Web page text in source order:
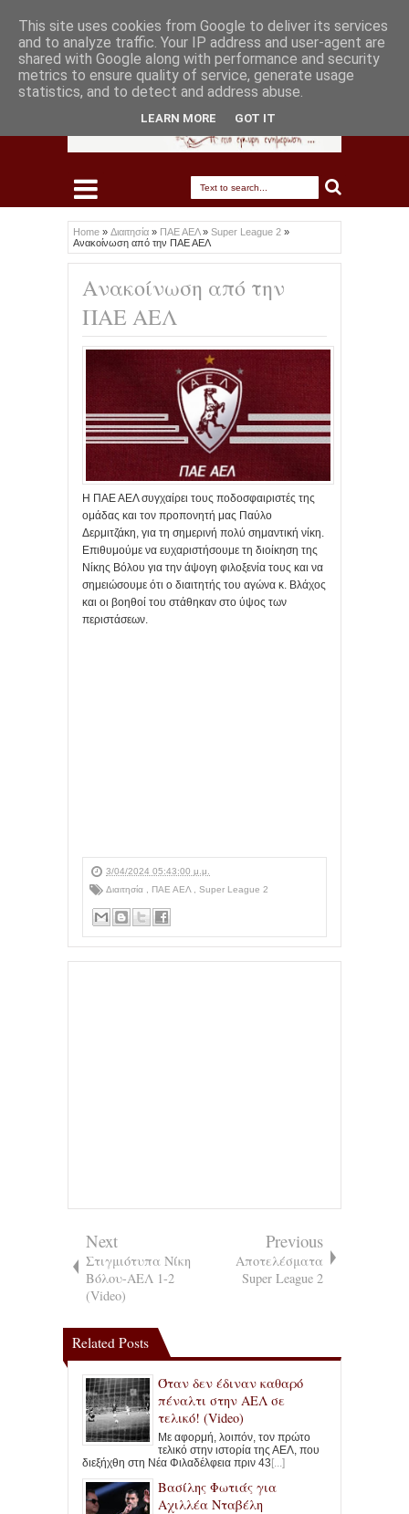
Home » Διαιτησία » ΠΑΕ ΑΕΛ» Super League 2 »
Ανακοίνωση από την ΠΑΕ ΑΕΛ
Ανακοίνωση από την
ΠΑΕ ΑΕΛ
Η ΠΑΕ ΑΕΛ συγχαίρει τους ποδοσφαιριστές της
ομάδας και τον προπονητή μας Παύλο
Δερμιτζάκη, για τη σημερινή πολύ σημαντική νίκη.
Επιθυμούμε να ευχαριστήσουμε τη διοίκηση της
Νίκης Βόλου για την άψογη φιλοξενία τους και να
σημειώσουμε ότι ο διαιτητής του αγώνα κ. Βλάχος
και οι βοηθοί του στάθηκαν στο ύψος των
περιστάσεων.
3/04/2024 05:43:00 μ.μ.
Διαιτησία
ΠΑΕ ΑΕΛ Super League 2
Next
Στιγμιότυπα Νίκη
Βόλου-ΑΕΛ 1-2
(Video)
Previous
Αποτελέσματα
Super League 2
Related Posts
Όταν δεν έδιναν καθαρό
πέναλτι στην ΑΕΛ σε
τελικό! (Video)
Με αφορμή, λοιπόν, τον πρώτο
τελικό στην ιστορία της ΑΕΛ, που
διεξήχθη στη Νέα Φιλαδέλφεια πριν 43[...]
Βασίλης Φωτιάς για
Αχιλλέα Νταβέλη
This site uses cookies from Google to deliver its services
and to analyze traffic. Your IP address and user-agent are
shared with Google along with performance and security
metrics to ensure quality of service, generate usage
statistics, and to detect and address abuse.
LEARN MORE GOT IT